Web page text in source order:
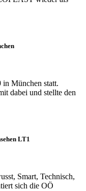
München statt.
dabei und stellte den
LT1
Smart, Technisch,
sich die OÖ